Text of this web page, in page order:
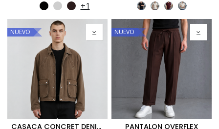
+1
NUEVO
CASACA CONCRET DENIM BOXY
NUEVO
PANTALON OVERFLEX